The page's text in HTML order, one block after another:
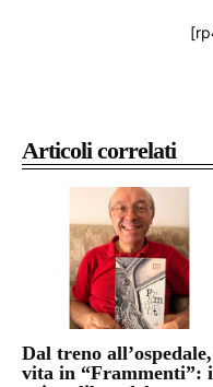
Articoli correlati
Dal treno
vita in “Frammenti”: